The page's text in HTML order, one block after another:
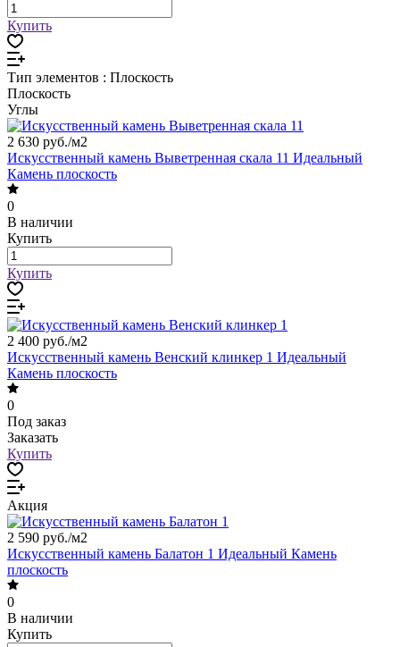
Купить
Тип элементов : Плоскость
Плоскость
Углы
2 630 руб./м2
Искусственный камень Выветренная скала 11 Идеальный
Камень плоскость
0
В наличии
Купить
Купить
2 400 руб./м2
Искусственный камень Венский клинкер 1 Идеальный
Камень плоскость
0
Под заказ
Заказать
Купить
Акция
2 590 руб./м2
Искусственный камень Балатон 1 Идеальный Камень
плоскость
0
В наличии
Купить